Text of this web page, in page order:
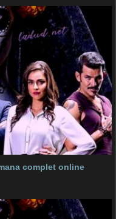
complet online